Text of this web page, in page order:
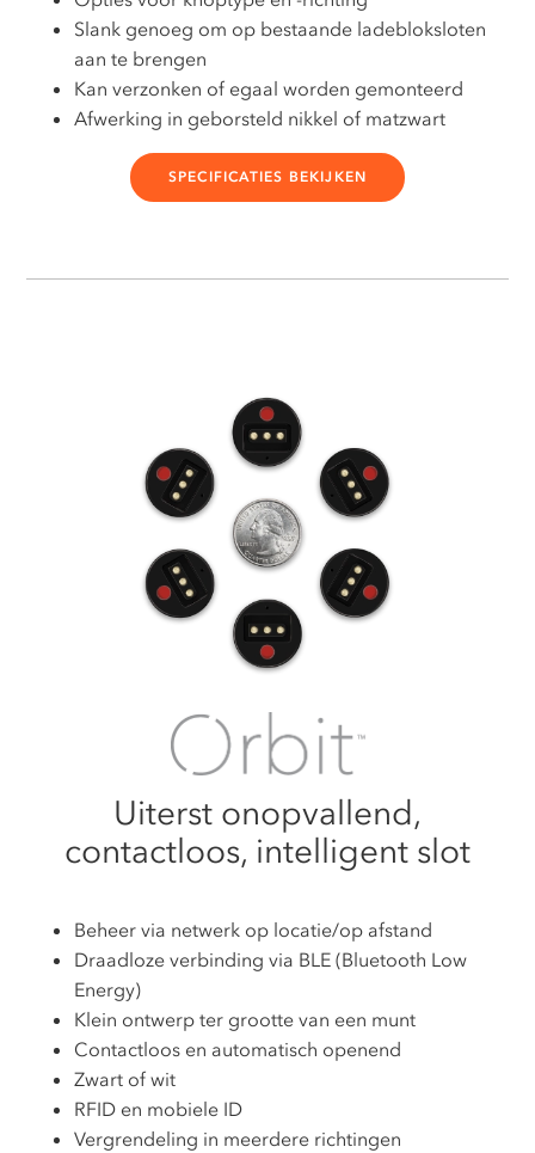
Slank genoeg om op bestaande ladebloksloten
aan te brengen
Kan verzonken of egaal worden gemonteerd
Afwerking in geborsteld nikkel of matzwart
SPECIFICATIES BEKIJKEN
Uiterst onopvallend,
contactloos, intelligent slot
Beheer via netwerk op locatie/op afstand
Draadloze verbinding via BLE (Bluetooth Low
Energy)
Klein ontwerp ter grootte van een munt
Contactloos en automatisch openend
Zwart of wit
RFID en mobiele ID
Vergrendeling in meerdere richtingen